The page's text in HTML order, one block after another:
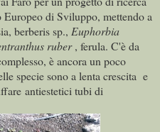
di Sviluppo, mettendo a
berberis sp., Euphorbia
ruber, ferula. C'è da
è ancora un poco
specie sono a lenta crescita e
antiestetici tubi di